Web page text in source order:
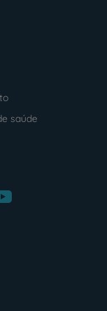
saúde